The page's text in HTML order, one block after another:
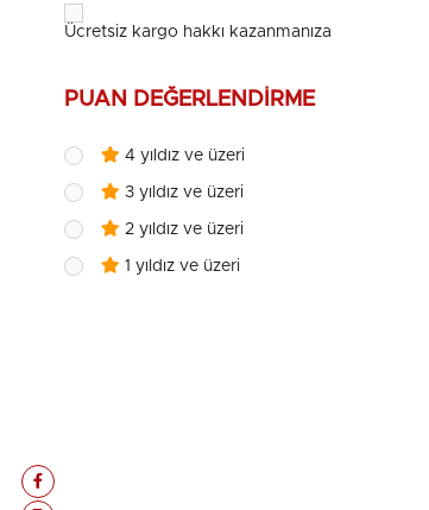
Ayaan Hirsi Ali
Ayla Kaşoğlu
Ayşe Atay
Ayşe Kulin
Can Yayınları
Crea Yayınları
Çınar Yayınları
Çizgi Kitabevi Yayınları
Dedalus Kitap
Ücretsiz kargo hakkı kazanmanıza {price} kaldı!
PUAN DEĞERLENDIRME
4 yıldız ve üzeri
3 yıldız ve üzeri
2 yıldız ve üzeri
1 yıldız ve üzeri